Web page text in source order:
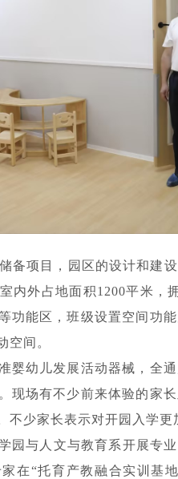
备项目，园区的设计和建
内外占地面积1200平米，
功能区，班级设置空间功
空间。
婴幼儿发展活动器械，全
现场有不少前来体验的家
不少家长表示对开园入学更
园与人文与教育系开展专
在“托育产教融合实训基